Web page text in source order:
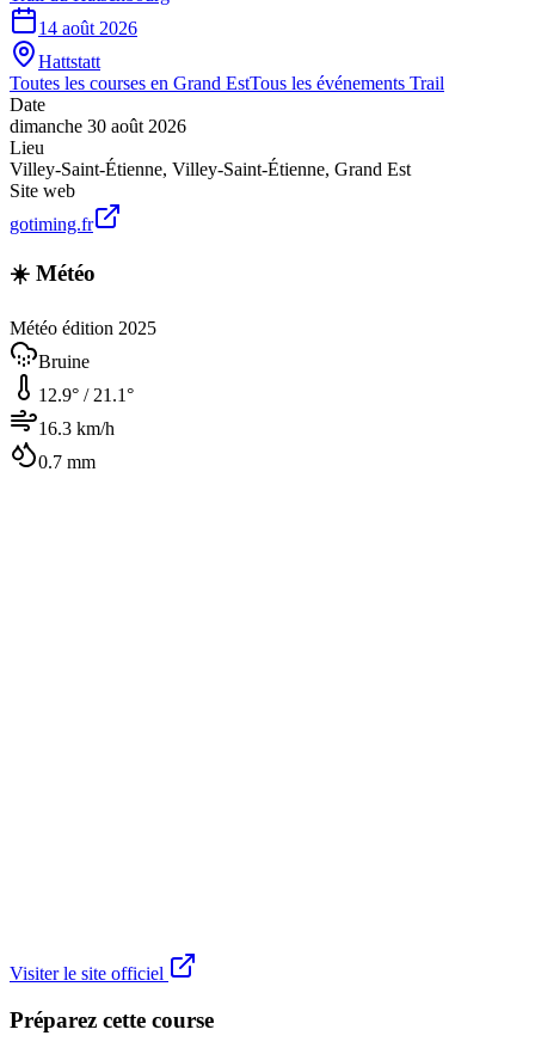
14 août 2026
Hattstatt
Toutes les courses en Grand EstTous les événements Trail
Date
dimanche 30 août 2026
Lieu
Villey-Saint-Étienne, Villey-Saint-Étienne, Grand Est
Site web
gotiming.fr
☀️ Météo
Météo édition 2025
Bruine
12.9° / 21.1°
16.3 km/h
0.7 mm
Visiter le site officiel
Préparez cette course